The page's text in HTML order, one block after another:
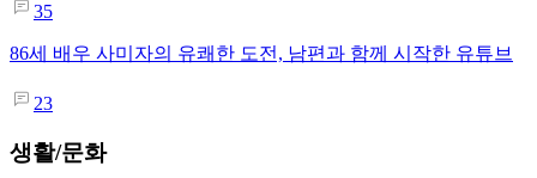
35
86세 배우 사미자의 유쾌한 도전, 남편과 함께 시작한 유튜브
23
생활/문화